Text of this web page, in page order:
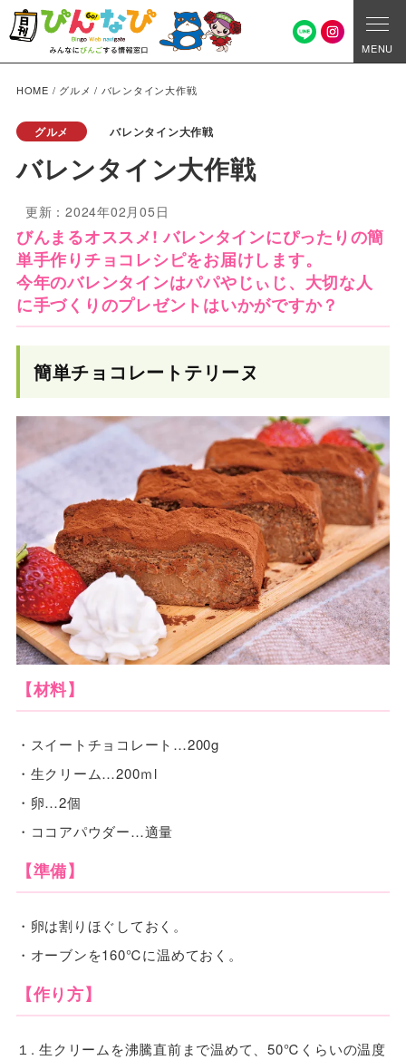
MENU
HOME / グルメ / バレンタイン大作戦
グルメ バレンタイン大作戦
バレンタイン大作戦
更新：2024年02月05日
びんまるオススメ! バレンタインにぴったりの簡
単手作りチョコレシピをお届けします。
今年のバレンタインはパパやじぃじ、大切な人
に手づくりのプレゼントはいかがですか？
簡単チョコレートテリーヌ
【材料】
・スイートチョコレート…200g
・生クリーム…200ｍl
・卵…2個
・ココアパウダー…適量
【準備】
・卵は割りほぐしておく。
・オーブンを160℃に温めておく。
【作り方】
１. 生クリームを沸騰直前まで温めて、50℃くらいの温度